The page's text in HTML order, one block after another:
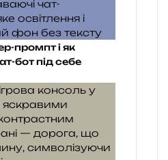
промпт і як
бот під себе